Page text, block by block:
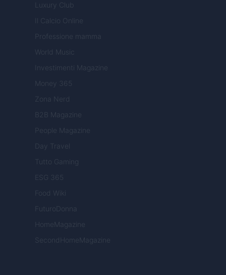
Luxury Club
Il Calcio Online
Professione mamma
World Music
Investimenti Magazine
Money 365
Zona Nerd
B2B Magazine
People Magazine
Day Travel
Tutto Gaming
ESG 365
Food Wiki
FuturoDonna
HomeMagazine
SecondHomeMagazine